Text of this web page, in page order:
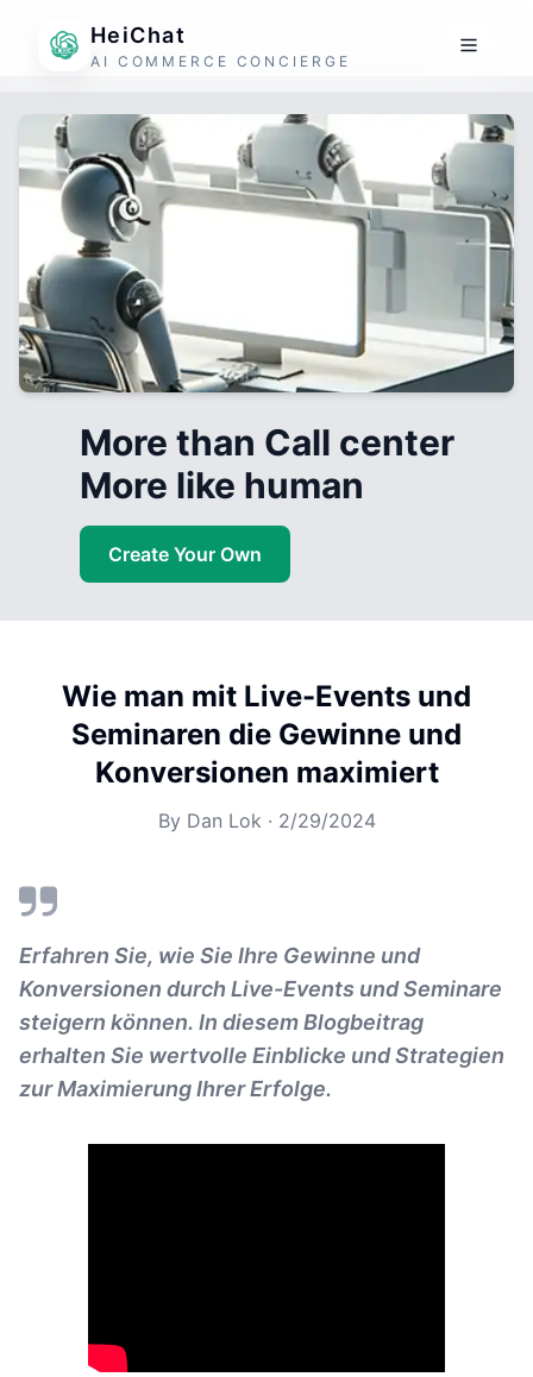
HeiChat
AI COMMERCE CONCIERGE
More than Call center
More like human
Create Your Own
Wie man mit Live-Events und
Seminaren die Gewinne und
Konversionen maximiert
By Dan Lok · 2/29/2024
Erfahren Sie, wie Sie Ihre Gewinne und
Konversionen durch Live-Events und Seminare
steigern können. In diesem Blogbeitrag
erhalten Sie wertvolle Einblicke und Strategien
zur Maximierung Ihrer Erfolge.